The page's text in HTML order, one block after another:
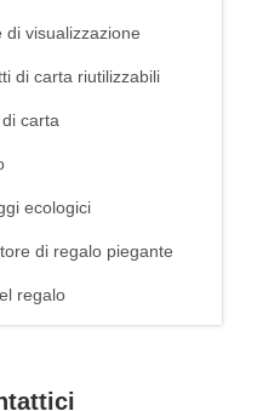
di visualizzazione
di carta riutilizzabili
carta
ecologici
di regalo piegante
regalo